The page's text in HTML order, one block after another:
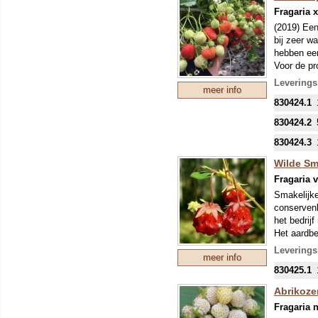
meer info
Fragaria
(2019)
bij zeer
hebben
Voor de
goed
Onze
mei
830424.1
830424.2
830424.3
meer info
Wilde
Fragaria
het bedrijf
Het
raakte
geweldig
vruchten
steenrood
830425.1
Fragaria